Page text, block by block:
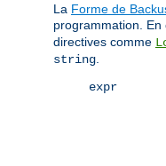
La Forme de
programmation.
directives comme
string
expr